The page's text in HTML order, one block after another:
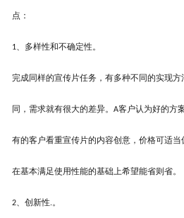
点：
1 、多样性和不确定性。
完成同样的宣传片任务 ，有多种不同的实现
同，需求就有很大的差异。 A客户认为好的方
有的客户看重宣传片的内容创意，价格可适当
在基本满足使用性能的基础上希望能省则省。
2、创新性.。